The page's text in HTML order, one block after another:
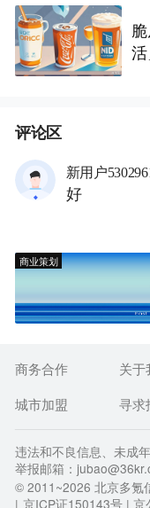
活
评论区
新用户
好
商业策划
商务合作 关于
城市加盟
寻求
违法和不良信息、未成
举报邮箱：
© 2011~2026 北京多氪
| 京ICP证150143号 | 京